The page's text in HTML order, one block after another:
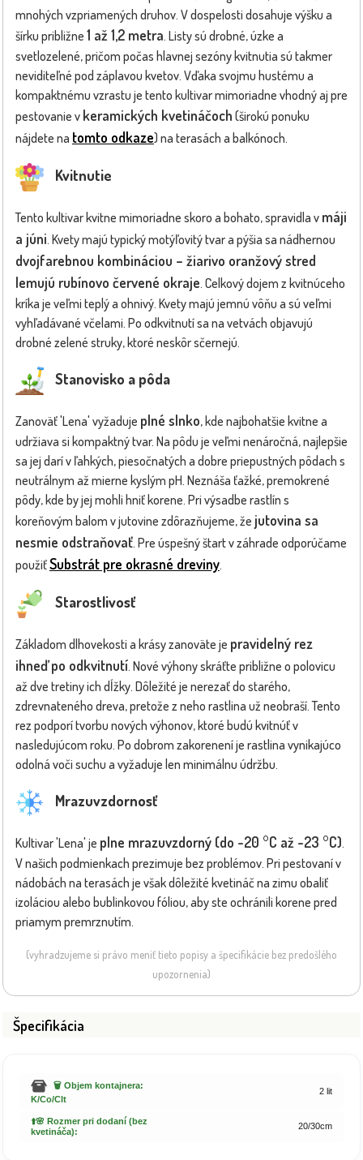
mnohých vzpriamených druhov. V dospelosti dosahuje výšku a
šírku približne 1 až 1,2 metra. Listy sú drobné, úzke a
svetlozelené, pričom počas hlavnej sezóny kvitnutia sú takmer
neviditeľné pod záplavou kvetov. Vďaka svojmu hustému a
kompaktnému vzrastu je tento kultivar mimoriadne vhodný aj pre
pestovanie v keramických kvetináčoch (širokú ponuku
nájdete na tomto odkaze) na terasách a balkónoch.
Kvitnutie
Tento kultivar kvitne mimoriadne skoro a bohato, spravidla v máji
a júni. Kvety majú typický motýľovitý tvar a pýšia sa nádhernou
dvojfarebnou kombináciou – žiarivo oranžový stred
lemujú rubínovo červené okraje. Celkový dojem z kvitnúceho
kríka je veľmi teplý a ohnivý. Kvety majú jemnú vôňu a sú veľmi
vyhľadávané včelami. Po odkvitnutí sa na vetvách objavujú
drobné zelené struky, ktoré neskôr sčernejú.
Stanovisko a pôda
Zanoväť 'Lena' vyžaduje plné slnko, kde najbohatšie kvitne a
udržiava si kompaktný tvar. Na pôdu je veľmi nenáročná, najlepšie
sa jej darí v ľahkých, piesočnatých a dobre priepustných pôdach s
neutrálnym až mierne kyslým pH. Neznáša ťažké, premokrené
pôdy, kde by jej mohli hniť korene. Pri výsadbe rastlín s
koreňovým balom v jutovine zdôrazňujeme, že jutovina sa
nesmie odstraňovať. Pre úspešný štart v záhrade odporúčame
použiťSubstrát pre okrasné dreviny.
Starostlivosť
Základom dlhovekosti a krásy zanoväte je pravidelný rez
ihneď po odkvitnutí. Nové výhony skráťte približne o polovicu
až dve tretiny ich dĺžky. Dôležité je nerezať do starého,
zdrevnateného dreva, pretože z neho rastlina už neobraší. Tento
rez podporí tvorbu nových výhonov, ktoré budú kvitnúť v
nasledujúcom roku. Po dobrom zakorenení je rastlina vynikajúco
odolná voči suchu a vyžaduje len minimálnu údržbu.
Mrazuvzdornosť
Kultivar 'Lena' je plne mrazuvzdorný (do -20 °C až -23 °C).
V našich podmienkach prezimuje bez problémov. Pri pestovaní v
nádobách na terasách je však dôležité kvetináč na zimu obaliť
izoláciou alebo bublinkovou fóliou, aby ste ochránili korene pred
priamym premrznutím.
(vyhradzujeme si právo meniť tieto popisy a špecifikácie bez predošlého
upozornenia)
Špecifikácia
🗑️ Objem kontajnera:
K/Co/Clt
2 lit
⬆️🌸 Rozmer pri dodaní (bez
kvetináča):
20/30cm